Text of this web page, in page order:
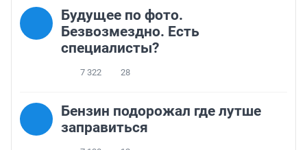
Будущее по фото.
Безвозмездно. Есть
специалисты?
7 322 28
Бензин подорожал где лутше
заправиться